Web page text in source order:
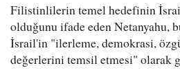
Filistinlilerin temel hedefinin
olduğunu ifade eden Netanyahu,
İsrail'in "ilerleme, demokrasi,
değerlerini temsil etmesi" olarak